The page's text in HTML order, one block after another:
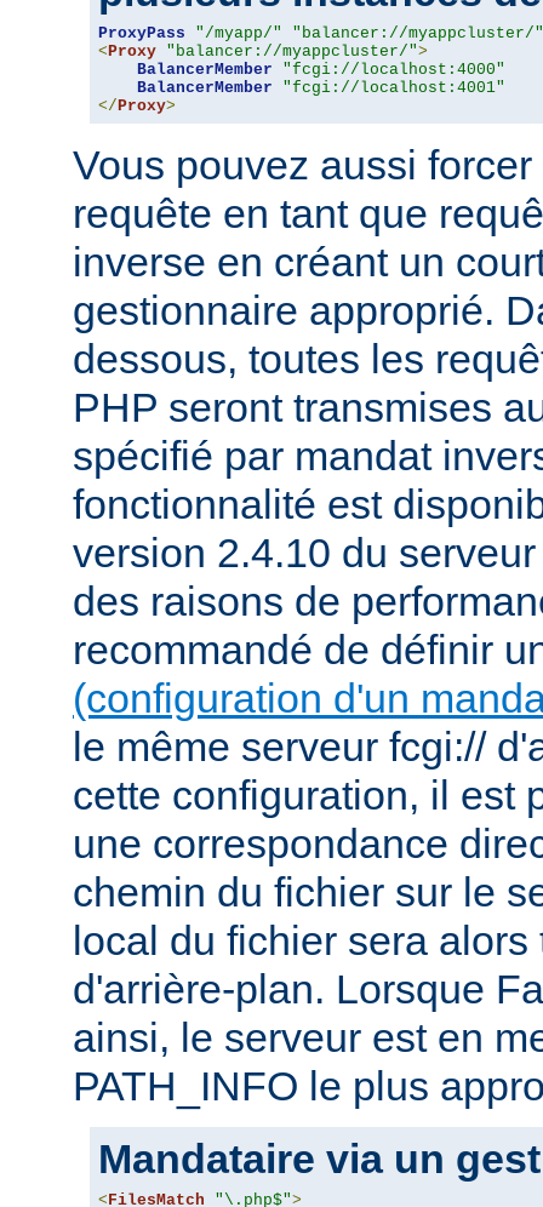
ProxyPass "/myapp/"
"balancer://myappcluster/"
< Proxy "balancer://myappcluster/">
BalancerMember
"fcgi://localhost:4000"
BalancerMember
"fcgi://localhost:4001"
</ Proxy>
Vous pouvez aussi
requête en tant que
inverse en créant un
gestionnaire approprié.
dessous, toutes les
PHP seront transmises
spécifié par mandat
fonctionnalité est
version 2.4.10 du
des raisons de
recommandé de définir
(configuration d'un
le même serveur fcgi://
cette configuration, il est
une correspondance
chemin du fichier sur le
local du fichier sera
d'arrière-plan. Lorsque
ainsi, le serveur est en
PATH_INFO le plus
Mandataire via un
< FilesMatch "\.php$">